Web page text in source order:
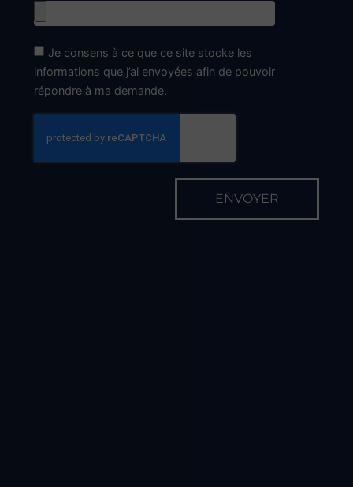
14h00 - 18h30
En dehors de ces horaires, sur RDV
Fermetures exceptionnelles
Le vendredi 15 Mai
Le lundi 13 juillet